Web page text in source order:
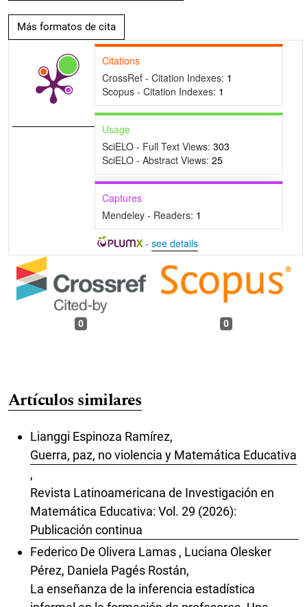
Más formatos de cita
Citations
CrossRef - Citation Indexes: 1
Scopus - Citation Indexes: 1
Usage
SciELO - Full Text Views: 303
SciELO - Abstract Views: 25
Captures
Mendeley - Readers: 1
- see details
0 0
Artículos similares
Lianggi Espinoza Ramírez,
Guerra, paz, no violencia y Matemática Educativa
,
Revista Latinoamericana de Investigación en
Matemática Educativa: Vol. 29 (2026):
Publicación continua
Federico De Olivera Lamas , Luciana Olesker
Pérez, Daniela Pagés Rostán,
La enseñanza de la inferencia estadística